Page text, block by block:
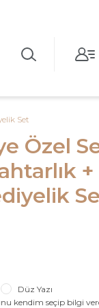
Set
Özel
Düz Yazı
kendim seçip bilgi